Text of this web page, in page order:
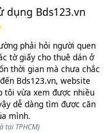
dụng Bds123.vn
phải hỏi người quen
tờ giấy cho thuê dán ở
thời gian mà chưa chắc
Bds123.vn, website
tôi vừa xem được nhiều
dễ dàng tìm được căn
mình.
tại TPHCM)